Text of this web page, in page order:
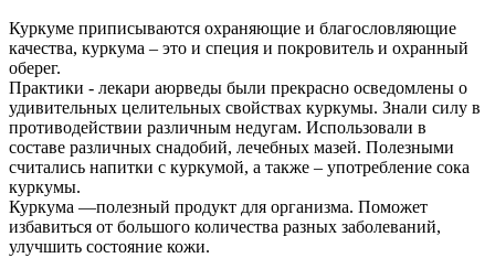
Куркуме приписываются охраняющие и благословляющие
качества, куркума – это и специя и покровитель и охранный
оберег.
Практики - лекари аюрведы были прекрасно осведомлены о
удивительных целительных свойствах куркумы. Знали силу в
противодействии различным недугам. Использовали в
составе различных снадобий, лечебных мазей. Полезными
считались напитки с куркумой, а также – употребление сока
куркумы.
Куркума —полезный продукт для организма. Поможет
избавиться от большого количества разных заболеваний,
улучшить состояние кожи.